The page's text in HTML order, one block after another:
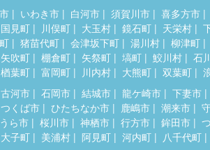
いわき市 白河市 須賀川市
喜多方市
国見町 川俣町 大玉村 鏡石町 天栄村
猪苗代町 会津坂下町 湯川村
柳津町
矢吹町 棚倉町 矢祭町 塙町 鮫川村
石
楢葉町 富岡町 川内村 大熊町 双葉町
古河市 石岡市 結城市 龍ケ崎市
下妻市
つくば市 ひたちなか市 鹿嶋市 潮来市
ら市 桜川市 神栖市 行方市 鉾田市
大子町 美浦村 阿見町 河内町 八千代町